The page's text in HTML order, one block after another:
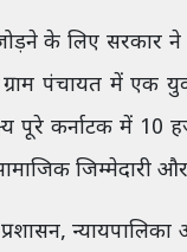
के लिए सरकार ने
पंचायत में एक
पूरे कर्नाटक में 10
जिम्मेदारी और